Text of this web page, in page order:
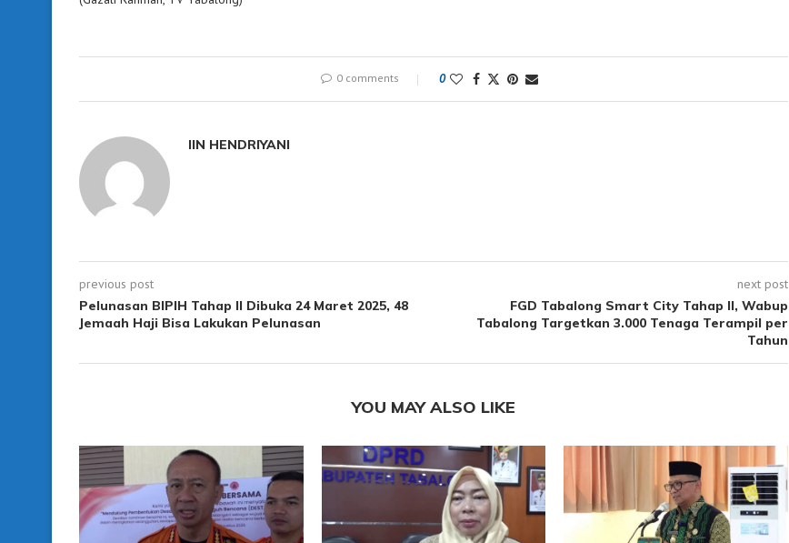
0 comments 0
IIN HENDRIYANI
previous post
Pelunasan BIPIH Tahap II Dibuka 24 Maret 2025, 48
Jemaah Haji Bisa Lakukan Pelunasan
next post
FGD Tabalong Smart City Tahap II, Wabup
Tabalong Targetkan 3.000 Tenaga Terampil per
Tahun
YOU MAY ALSO LIKE